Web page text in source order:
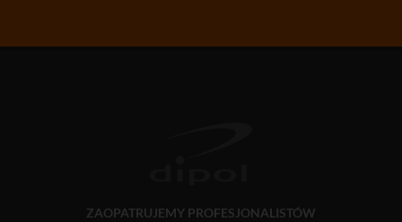
ZAOPATRUJEMY PROFESJONALISTÓW